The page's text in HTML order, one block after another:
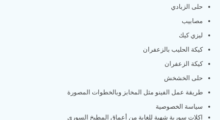
حلى الزبادي
مصابيب
ليزي كيك
كيكة الحليب بالزعفران
كيكة الزعفران
حلى الخشخش
طريقة عمل الفينو مثل المخابز وبالخطوات المصورة
سياسة الخصوصية
اكلات سورية شهية للغاية من أعماق المطبخ السوري